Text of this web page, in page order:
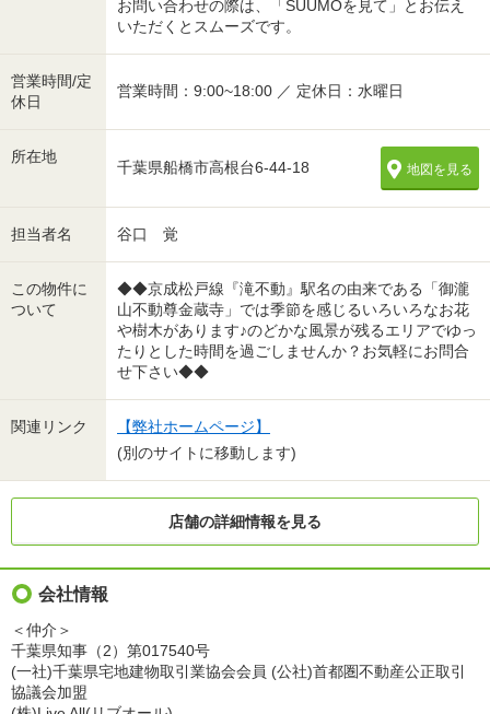
お問い合わせの際は、「SUUMOを見て」とお伝え
いただくとスムーズです。
営業時間/定
休日
営業時間：9:00~18:00 ／ 定休日：水曜日
所在地
千葉県船橋市高根台6-44-18 地図を見る
担当者名 谷口 覚
この物件に
ついて
◆◆京成松戸線『滝不動』駅名の由来である「御瀧
山不動尊金蔵寺」では季節を感じるいろいろなお花
や樹木があります♪のどかな風景が残るエリアでゆっ
たりとした時間を過ごしませんか？お気軽にお問合
せ下さい◆◆
関連リンク
【弊社ホームページ】
(別のサイトに移動します)
店舗の詳細情報を見る
会社情報
＜仲介＞
千葉県知事（2）第017540号
(一社)千葉県宅地建物取引業協会会員 (公社)首都圏不動産公正取引
協議会加盟